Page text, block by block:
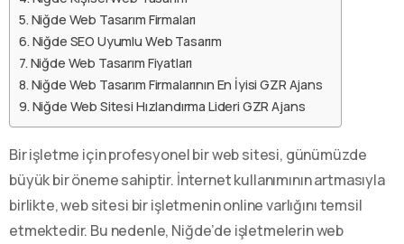
Niğde Web Tasarım Firmaları
Niğde SEO Uyumlu Web Tasarım
Niğde Web Tasarım Fiyatları
Niğde Web Tasarım Firmalarının En İyisi GZR Ajans
Niğde Web Sitesi Hızlandırma Lideri GZR Ajans
Bir işletme için profesyonel bir web sitesi, günümüzde
büyük bir öneme sahiptir. İnternet kullanımının artmasıyla
birlikte, web sitesi bir işletmenin online varlığını temsil
etmektedir. Bu nedenle, Niğde’de işletmelerin web